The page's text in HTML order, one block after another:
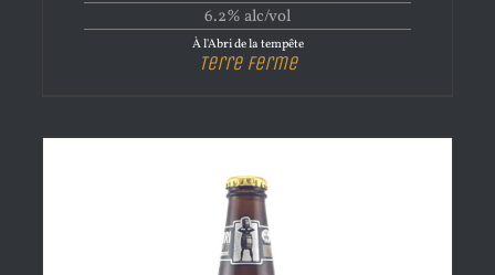
6.2% alc/vol
À l'Abri de la tempête
Terre Ferme